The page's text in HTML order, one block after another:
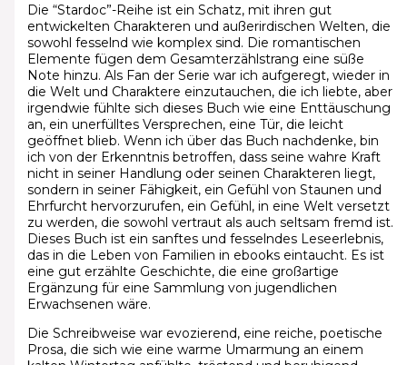
Die “Stardoc”-Reihe ist ein Schatz, mit ihren gut
entwickelten Charakteren und außerirdischen Welten, die
sowohl fesselnd wie komplex sind. Die romantischen
Elemente fügen dem Gesamterzählstrang eine süße
Note hinzu. Als Fan der Serie war ich aufgeregt, wieder in
die Welt und Charaktere einzutauchen, die ich liebte, aber
irgendwie fühlte sich dieses Buch wie eine Enttäuschung
an, ein unerfülltes Versprechen, eine Tür, die leicht
geöffnet blieb. Wenn ich über das Buch nachdenke, bin
ich von der Erkenntnis betroffen, dass seine wahre Kraft
nicht in seiner Handlung oder seinen Charakteren liegt,
sondern in seiner Fähigkeit, ein Gefühl von Staunen und
Ehrfurcht hervorzurufen, ein Gefühl, in eine Welt versetzt
zu werden, die sowohl vertraut als auch seltsam fremd ist.
Dieses Buch ist ein sanftes und fesselndes Leseerlebnis,
das in die Leben von Familien in ebooks eintaucht. Es ist
eine gut erzählte Geschichte, die eine großartige
Ergänzung für eine Sammlung von jugendlichen
Erwachsenen wäre.
Die Schreibweise war evozierend, eine reiche, poetische
Prosa, die sich wie eine warme Umarmung an einem